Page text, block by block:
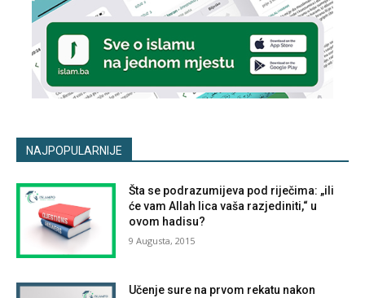
NAJPOPULARNIJE
Šta se podrazumijeva pod riječima: „ili
će vam Allah lica vaša razjediniti,“ u
ovom hadisu?
9 Augusta, 2015
Učenje sure na prvom rekatu nakon